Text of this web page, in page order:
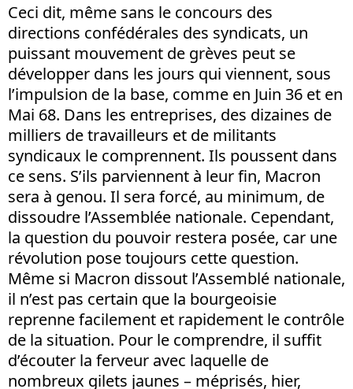
Ceci dit, même sans le concours des
directions confédérales des syndicats, un
puissant mouvement de grèves peut se
développer dans les jours qui viennent, sous
l’impulsion de la base, comme en Juin 36 et en
Mai 68. Dans les entreprises, des dizaines de
milliers de travailleurs et de militants
syndicaux le comprennent. Ils poussent dans
ce sens. S’ils parviennent à leur fin, Macron
sera à genou. Il sera forcé, au minimum, de
dissoudre l’Assemblée nationale. Cependant,
la question du pouvoir restera posée, car une
révolution pose toujours cette question.
Même si Macron dissout l’Assemblé nationale,
il n’est pas certain que la bourgeoisie
reprenne facilement et rapidement le contrôle
de la situation. Pour le comprendre, il suffit
d’écouter la ferveur avec laquelle de
nombreux gilets jaunes – méprisés, hier,